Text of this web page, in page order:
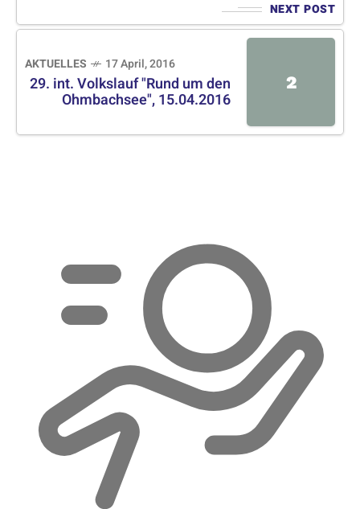
NEXT POST
2
AKTUELLES 17 April, 2016
29. int. Volkslauf "Rund um den
Ohmbachsee", 15.04.2016